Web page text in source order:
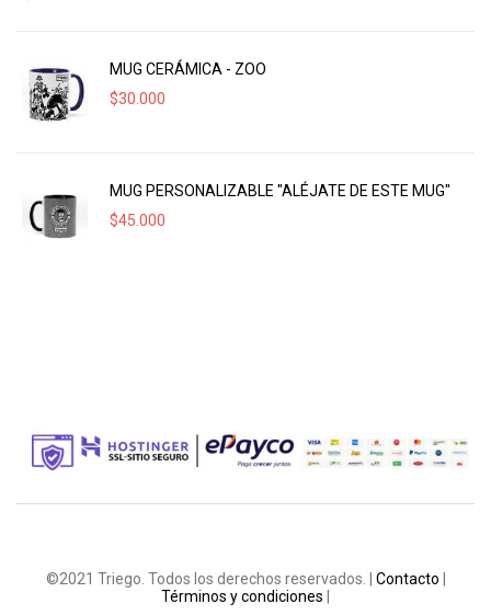
MUG CERÁMICA - ZOO
$30.000
MUG PERSONALIZABLE "ALÉJATE DE ESTE MUG"
$45.000
©2021 Triego. Todos los derechos reservados. | Contacto
Términos y condiciones